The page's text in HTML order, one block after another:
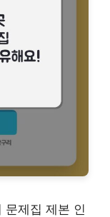
제집 제본 인